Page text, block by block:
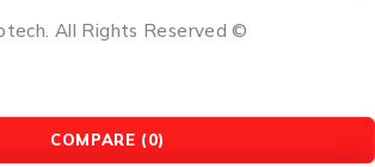
© Nabtech. All Rights Reserved.
COMPARE (0)